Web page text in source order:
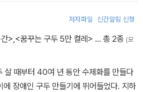
여덟번째 작품 <피
제 황금사자상 및 대종상 특별상을 수상
안선>(2002) <봄 여름 가을 겨울 그리
저자파일 신간알림 신청
>,<꿈꾸는 구두 5만 켤레> … 총 2종 (모
살 때부터 40여 년 동안 수제화를 만들다
장애인 구두 만들기에 뛰어들었다. 지하